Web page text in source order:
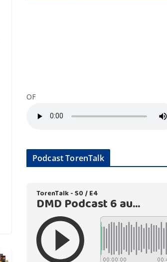
OF
Podcast TorenTalk